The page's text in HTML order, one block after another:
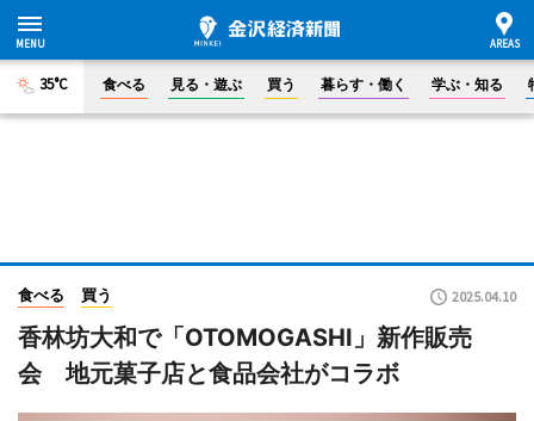
35°C 食べる 見る・遊ぶ 買う 暮らす・働く 学ぶ・知る
食べる 買う 2025.04.10
香林坊大和で「OTOMOGASHI」新作販売
会 地元菓子店と食品会社がコラボ